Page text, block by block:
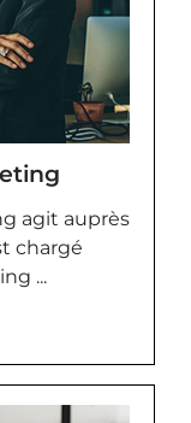
agit auprès
chargé
...